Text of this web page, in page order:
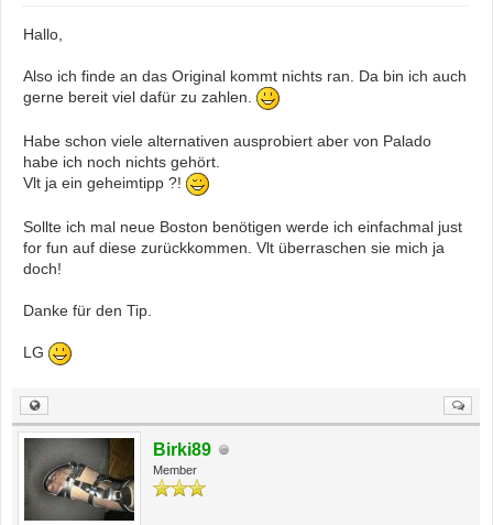
Hallo,
Also ich finde an das Original kommt nichts ran. Da bin ich auch
gerne bereit viel dafür zu zahlen.
Habe schon viele alternativen ausprobiert aber von Palado
habe ich noch nichts gehört.
Vlt ja ein geheimtipp ?!
Sollte ich mal neue Boston benötigen werde ich einfachmal just
for fun auf diese zurückkommen. Vlt überraschen sie mich ja
doch!
Danke für den Tip.
LG
Birki89
Member